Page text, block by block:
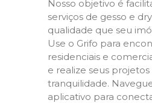
Nosso objetivo é
serviços de gesso e
qualidade que seu
Use o Grifo para
residenciais e
e realize seus
tranquilidade.
aplicativo para